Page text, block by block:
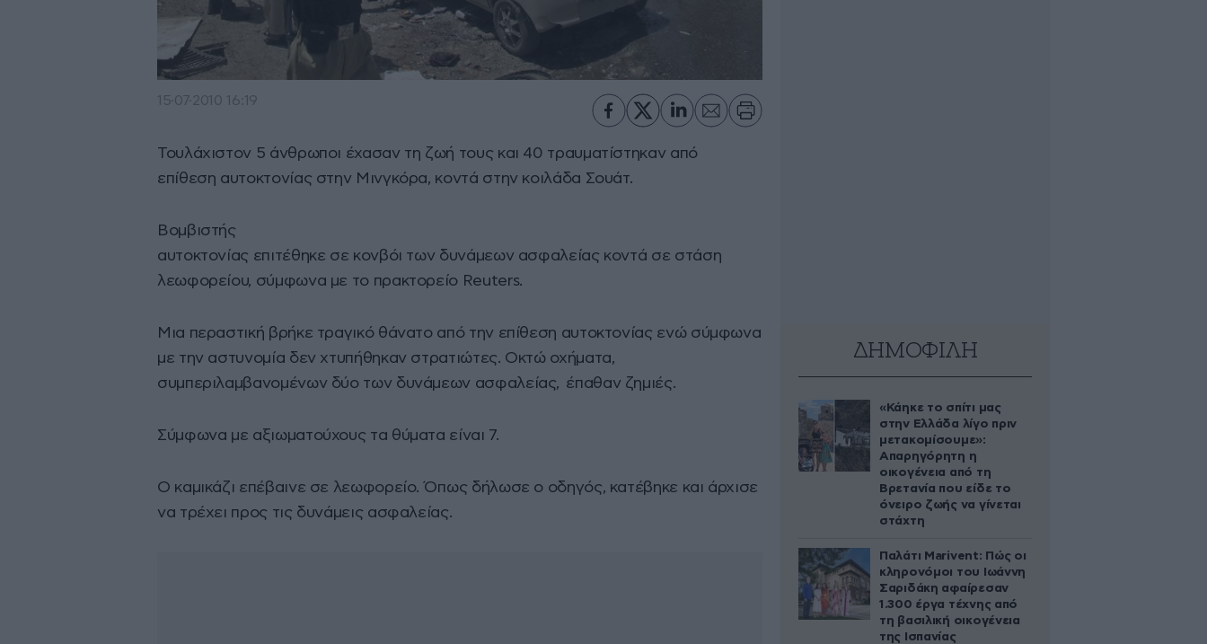
15·07·2010 16:19
Τουλάχιστον 5 άνθρωποι έχασαν τη ζωή τους και 40 τραυματίστηκαν από
επίθεση αυτοκτονίας στην Μινγκόρα, κοντά στην κοιλάδα Σουάτ.
Βομβιστής
αυτοκτονίας επιτέθηκε σε κονβόι των δυνάμεων ασφαλείας κοντά σε στάση
λεωφορείου, σύμφωνα με το πρακτορείο Reuters.
Μια περαστική βρήκε τραγικό θάνατο από την επίθεση αυτοκτονίας ενώ σύμφωνα
με την αστυνομία δεν χτυπήθηκαν στρατιώτες. Οκτώ οχήματα,
συμπεριλαμβανομένων δύο των δυνάμεων ασφαλείας, έπαθαν ζημιές.
Σύμφωνα με αξιωματούχους τα θύματα είναι 7.
Ο καμικάζι επέβαινε σε λεωφορείο. Όπως δήλωσε ο οδηγός, κατέβηκε και άρχισε
να τρέχει προς τις δυνάμεις ασφαλείας.
ΔΗΜΟΦΙΛΗ
«Κάηκε το σπίτι μας
στην Ελλάδα λίγο πριν
μετακομίσουμε»:
Απαρηγόρητη η
οικογένεια από τη
Βρετανία που είδε το
όνειρο ζωής να γίνεται
στάχτη
Παλάτι Marivent: Πώς οι
κληρονόμοι του Ιωάννη
Σαριδάκη αφαίρεσαν
1.300 έργα τέχνης από
τη βασιλική οικογένεια
της Ισπανίας